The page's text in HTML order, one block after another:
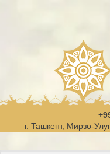
г. Ташкент, Мирзо-